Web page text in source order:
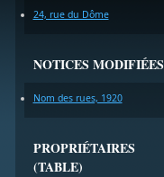
24, rue du Dôme
NOTICES MODIFIÉES
Nom des rues, 1920
PROPRIÉTAIRES
(TABLE)